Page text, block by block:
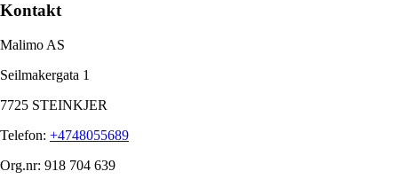
Kontakt
Malimo AS
Seilmakergata 1
7725 STEINKJER
Telefon: +4748055689
Org.nr: 918 704 639